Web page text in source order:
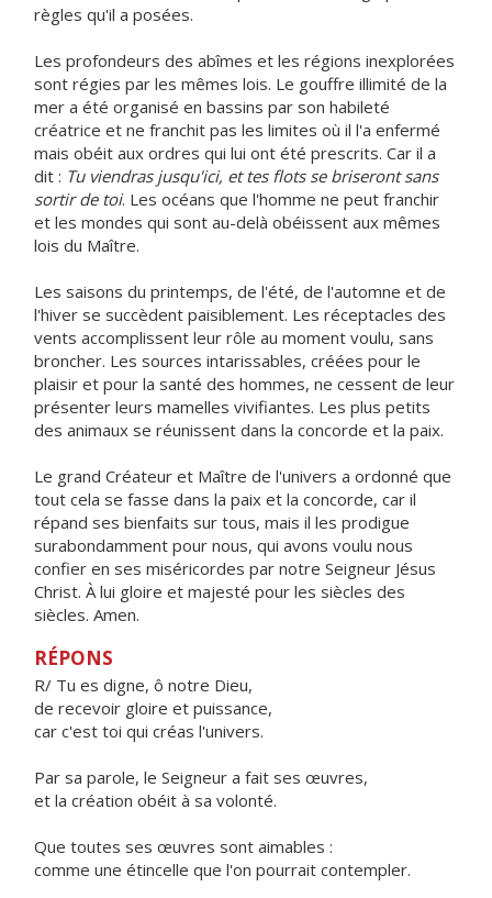
règles qu'il a posées.
Les profondeurs des abîmes et les régions inexplorées
sont régies par les mêmes lois. Le gouffre illimité de la
mer a été organisé en bassins par son habileté
créatrice et ne franchit pas les limites où il l'a enfermé
mais obéit aux ordres qui lui ont été prescrits. Car il a
dit : Tu viendras jusqu'ici, et tes flots se briseront sans
sortir de toi. Les océans que l'homme ne peut franchir
et les mondes qui sont au-delà obéissent aux mêmes
lois du Maître.
Les saisons du printemps, de l'été, de l'automne et de
l'hiver se succèdent paisiblement. Les réceptacles des
vents accomplissent leur rôle au moment voulu, sans
broncher. Les sources intarissables, créées pour le
plaisir et pour la santé des hommes, ne cessent de leur
présenter leurs mamelles vivifiantes. Les plus petits
des animaux se réunissent dans la concorde et la paix.
Le grand Créateur et Maître de l'univers a ordonné que
tout cela se fasse dans la paix et la concorde, car il
répand ses bienfaits sur tous, mais il les prodigue
surabondamment pour nous, qui avons voulu nous
confier en ses miséricordes par notre Seigneur Jésus
Christ. À lui gloire et majesté pour les siècles des
siècles. Amen.
RÉPONS
R/ Tu es digne, ô notre Dieu,
de recevoir gloire et puissance,
car c'est toi qui créas l'univers.
Par sa parole, le Seigneur a fait ses œuvres,
et la création obéit à sa volonté.
Que toutes ses œuvres sont aimables :
comme une étincelle que l'on pourrait contempler.